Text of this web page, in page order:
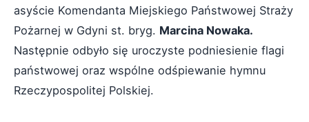
asyście Komendanta Miejskiego Państwowej Straży
Pożarnej w Gdyni st. bryg. Marcina Nowaka.
Następnie odbyło się uroczyste podniesienie flagi
państwowej oraz wspólne odśpiewanie hymnu
Rzeczypospolitej Polskiej.